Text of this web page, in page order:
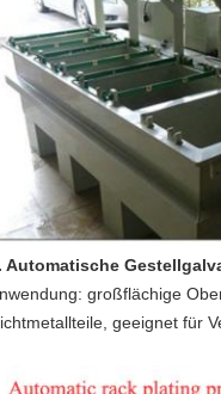
Automatische
großflächige
geeignet für